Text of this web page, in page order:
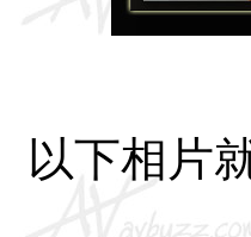
以下相片